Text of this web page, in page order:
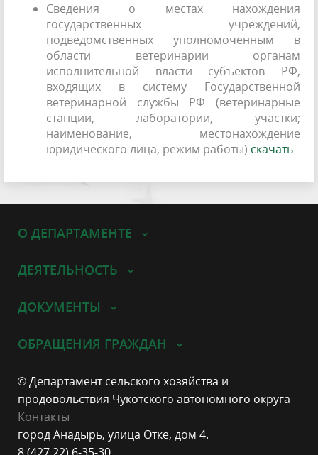
Сведения о местах нахождения
государственных учреждений,
подведомственных уполномоченным в
области ветеринарии органам
исполнительной власти субъектов РФ,
входящих в систему Государственной
ветеринарной службы РФ (ветеринарные
станции, лаборатории, участки;
наименование, местонахождение
юридического лица, режим работы) скачать
О ДЕПАРТАМЕНТЕ
ДЕЯТЕЛЬНОСТЬ
ДОКУМЕНТЫ
ОБРАЩЕНИЯ ГРАЖДАН
© Департамент сельского хозяйства и
продовольствия Чукотского автономного округа
Контакты
город Анадырь, улица Отке, дом 4.